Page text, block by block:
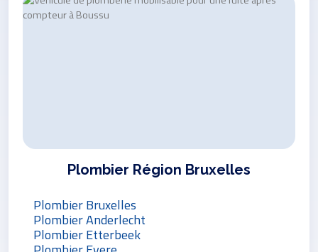
Plombier Région Bruxelles
Plombier Bruxelles
Plombier Anderlecht
Plombier Etterbeek